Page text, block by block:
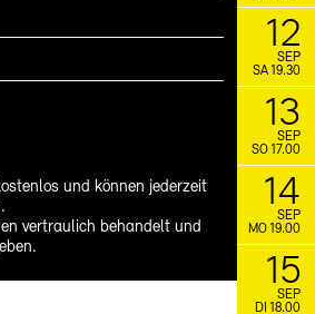
und können jederzeit
vertraulich behandelt und
12
SEP
SA 19.30
13
SEP
SO 17.00
14
SEP
MO 19.00
15
SEP
DI 18.00